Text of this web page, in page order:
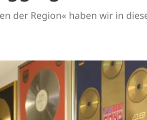
der Region« haben wir in